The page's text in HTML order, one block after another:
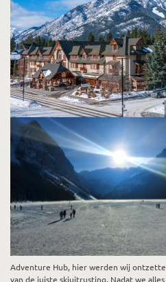
Adventure Hub, hier werden wij
van de juiste skiuitrusting. Nadat we